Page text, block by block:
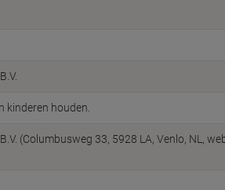
kinderen houden.
(Columbusweg 33, 5928 LA, Venlo, NL,